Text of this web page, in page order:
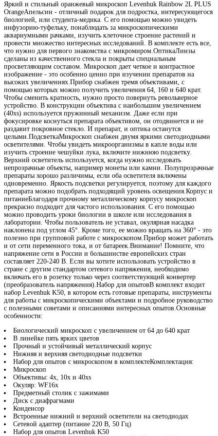
Яркий и стильный оранжевый микроскоп Levenhuk Rainbow 2L PLUS
OrangeАпельсин - отличный подарок для подростка, интересующегося
биологией, или студента-медика. С его помощью можно увидеть
инфузорию-туфельку, понаблюдать за микроскопическими
аквариумными рачками, изучить клеточное строение растений и
провести множество интересных исследований. В комплекте есть все,
что нужно для первого знакомства с микромиром.ОптикаЛинзы
сделаны из качественного стекла и покрыты специальным
просветляющим составом. Микроскоп дает четкое и контрастное
изображение - это особенно ценно при изучении препаратов на
высоких увеличениях.Прибор снабжен тремя объективами, с
помощью которых можно получить увеличения 64, 160 и 640 крат.
Чтобы сменить кратность, нужно просто повернуть револьверное
устройство. В конструкции объектива с наибольшим увеличением
(40xs) используется пружинный механизм. Даже если при
фокусировке коснуться препарата объективом, он отодвинется и не
раздавит покровное стекло. И препарат, и оптика останутся
целыми.ПодсветкаМикроскоп снабжен двумя яркими светодиодными
осветителями. Чтобы увидеть микроорганизмы в капле воды или
изучить строение чешуйки лука, включите нижнюю подсветку.
Верхний осветитель используется, когда нужно исследовать
непрозрачные объекты, например монеты или камни. Полупрозрачные
препараты хорошо различимы, если оба осветителя включены
одновременно. Яркость подсветки регулируется, поэтому для каждого
препарата можно подобрать подходящий уровень освещения.Корпус и
питаниеБлагодаря прочному металлическому корпусу микроскоп
прекрасно подходит для частого использования. С его помощью
можно проводить уроки биологии в школе или исследования в
лаборатории. Чтобы пользователь не уставал, окулярная насадка
наклонена под углом 45°. Кроме того, ее можно вращать на 360° - это
полезно при групповой работе с микроскопом.Прибор может работать
и от сети переменного тока, и от батареек.Внимание! Помните, что
напряжение сети в России и большинстве европейских стран
составляет 220-240 В. Если вы хотите использовать устройство в
стране с другим стандартом сетевого напряжения, необходимо
включать его в розетку только через соответствующий конвертер
(преобразователь напряжения).Набор для опытовВ комплект входит
набор Levenhuk K50, в котором есть готовые препараты, инструменты
для работы с микроскопическими объектами и подробное руководство
с полезными советами и описаниями интересных опытов.Основные
особенности:
Биологический микроскоп с увеличением от 64 до 640 крат
В линейке пять ярких цветов
Прочный и устойчивый металлический корпус
Нижняя и верхняя светодиодные подсветки
Набор для опытов с микроскопом в комплектеКомплектация:
Микроскоп
Объективы: 4х, 10х и 40хs
Окуляр: WF16x
Предметный столик с зажимами
Диск с диафрагмами
Конденсор
Встроенные нижний и верхний осветители на светодиодах
Сетевой адаптер (питание 220 В, 50 Гц)
Набор для опытов Levenhuk K50